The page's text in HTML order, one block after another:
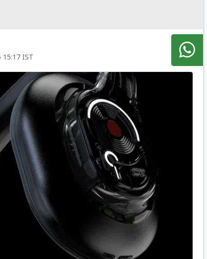
15:17 IST